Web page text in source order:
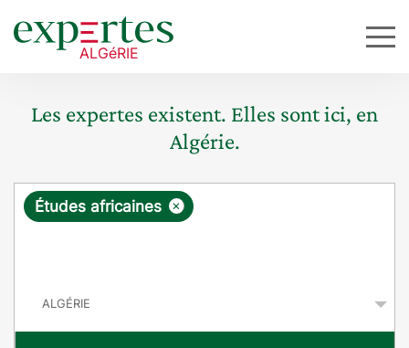
Les expertes existent. Elles sont ici, en
Algérie.
R
ê
×
Études africaines